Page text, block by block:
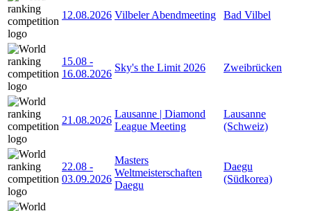
12.08.2026 Vilbeler Abendmeeting Bad Vilbel
15.08 -
16.08.2026
Sky's the Limit 2026 Zweibrücken
21.08.2026
Lausanne | Diamond
League Meeting
Lausanne
(Schweiz)
22.08 -
03.09.2026
Masters
Weltmeisterschaften
Daegu
Daegu
(Südkorea)